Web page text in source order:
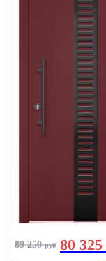
89 250руб 80 325